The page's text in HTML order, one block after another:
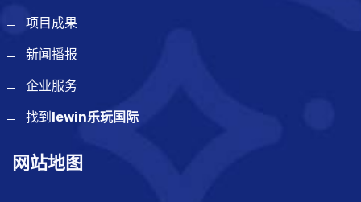
项目成果
新闻播报
企业服务
找到 lewin乐玩国际
网站地图